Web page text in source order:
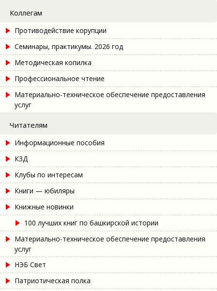
Коллегам
Противодействие корупции
Семинары, практикумы. 2026 год
Методическая копилка
Профессиональное чтение
Материально-техническое обеспечение предоставления
услуг
Читателям
Информационные пособия
КЗД
Клубы по интересам
Книги — юбиляры
Книжные новинки
100 лучших книг по башкирской истории
Материально-техническое обеспечение предоставления
услуг
НЭБ Свет
Патриотическая полка